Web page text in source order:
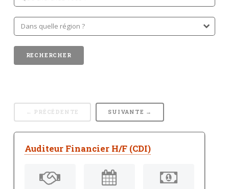
← PRÉCÉDENTE SUIVANTE →
Auditeur Financier H/F (CDI)